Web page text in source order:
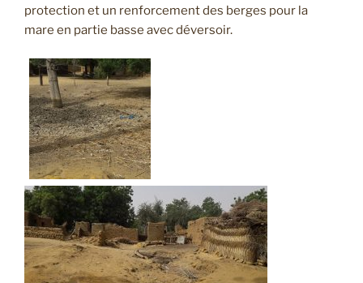
protection et un renforcement des berges pour la
mare en partie basse avec déversoir.